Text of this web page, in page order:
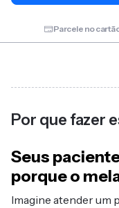
Por que fazer
Seus
porque o
Imagine atender um
Parcele no